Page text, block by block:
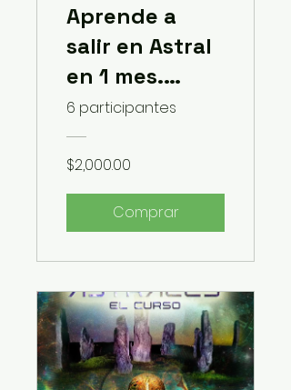
Aprende a
salir en Astral
en 1 mes.
Curso en Vivo
+ Biblioteca
Astral
(Comienza 25
de Octubre
del 2025)
6 participantes
$2,000.00
Comprar